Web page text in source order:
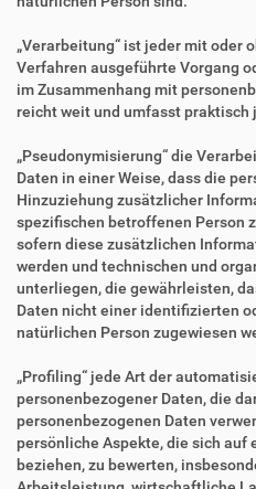
„Verarbeitung“ ist jeder mit oder
Verfahren ausgeführte Vorgang
im Zusammenhang mit
reicht weit und umfasst praktisch
„Pseudonymisierung“ die
Daten in einer Weise, dass die
Hinzuziehung zusätzlicher
spezifischen betroffenen Person
sofern diese zusätzlichen
werden und technischen und
unterliegen, die gewährleisten,
Daten nicht einer identifizierten
natürlichen Person zugewiesen
„Profiling“ jede Art der
personenbezogener Daten, die
personenbezogenen Daten
persönliche Aspekte, die sich auf
beziehen, zu bewerten,